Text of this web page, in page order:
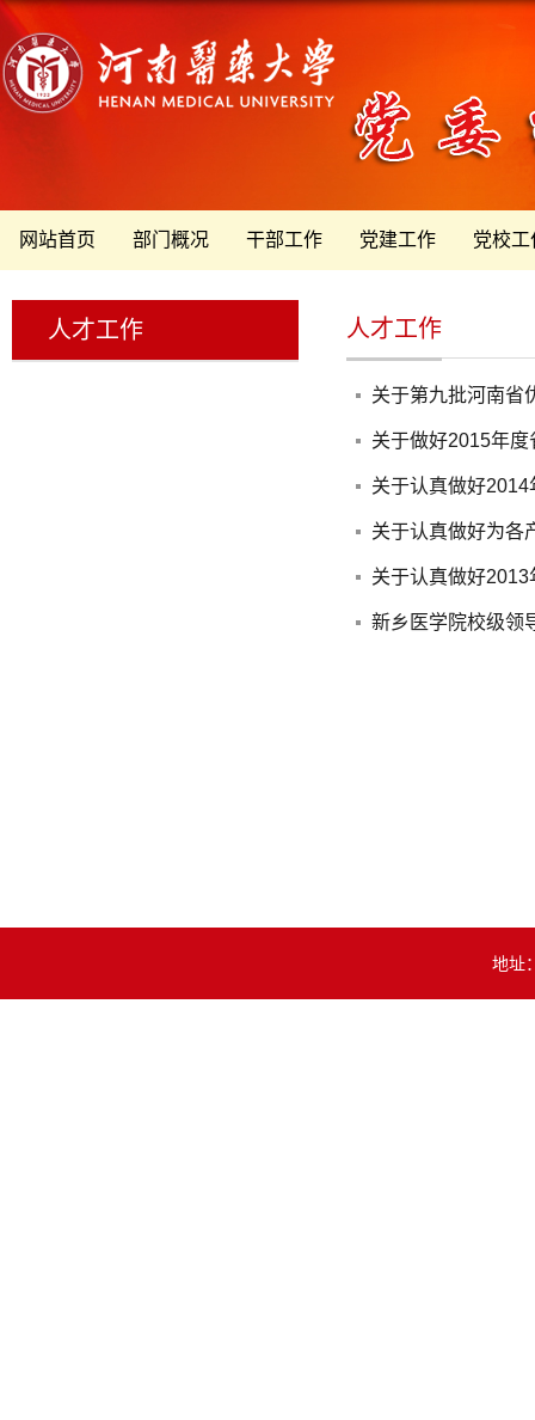
网站首页 部门概况 干部工作 党建工作 党校工
人才工作 人才工作
关于第九批河南省
关于做好2015年
关于认真做好
关于认真做好为各
关于认真做好
新乡医学院校级领
地址